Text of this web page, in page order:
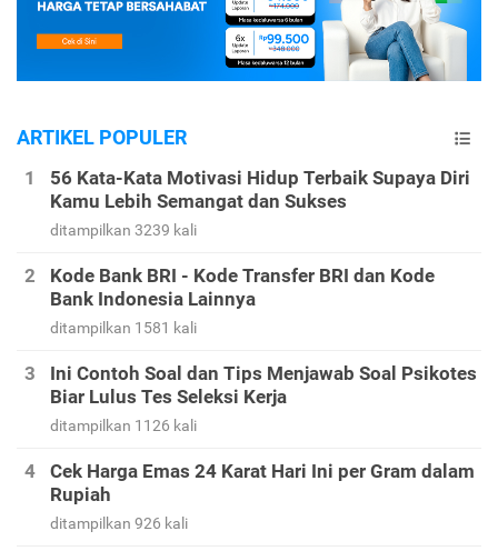
ARTIKEL POPULER
56 Kata-Kata Motivasi Hidup Terbaik Supaya Diri
Kamu Lebih Semangat dan Sukses
ditampilkan 3239 kali
Kode Bank BRI - Kode Transfer BRI dan Kode
Bank Indonesia Lainnya
ditampilkan 1581 kali
Ini Contoh Soal dan Tips Menjawab Soal Psikotes
Biar Lulus Tes Seleksi Kerja
ditampilkan 1126 kali
Cek Harga Emas 24 Karat Hari Ini per Gram dalam
Rupiah
ditampilkan 926 kali